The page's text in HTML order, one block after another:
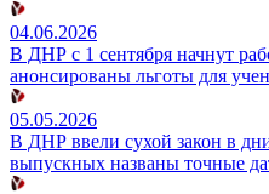
04.06.2026
В ДНР с 1 сентября начнут
анонсированы льготы для
05.05.2026
В ДНР ввели сухой закон в
выпускных названы точные